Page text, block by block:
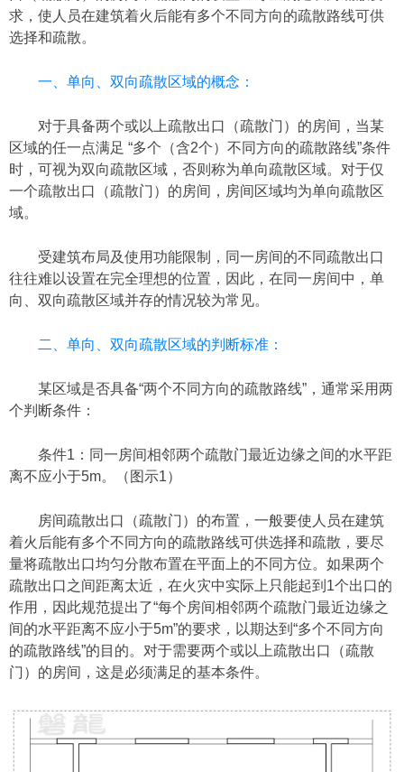
求，使人员在建筑着火后能有多个不同方向的疏散路线可供
选择和疏散。
一、单向、双向疏散区域的概念：
对于具备两个或以上疏散出口（疏散门）的房间，当某
区域的任一点满足 “多个（含2个）不同方向的疏散路线”条件
时，可视为双向疏散区域，否则称为单向疏散区域。 对于仅
一个疏散出口（疏散门）的房间，房间区域均为单向疏散区
域。
受建筑布局及使用功能限制，同一房间的不同疏散出口
往往难以设置在完全理想的位置，因此，在同一房间中，单
向、双向疏散区域并存的情况较为常见。
二、单向、双向疏散区域的判断标准：
某区域是否具备“两个不同方向的疏散路线”，通常采用两
个判断条件：
条件1：同一房间相邻两个疏散门最近边缘之间的水平距
离不应小于5m。（图示1）
房间疏散出口（疏散门）的布置，一般要使人员在建筑
着火后能有多个不同方向的疏散路线可供选择和疏散，要尽
量将疏散出口均匀分散布置在平面上的不同方位。如果两个
疏散出口之间距离太近，在火灾中实际上只能起到1个出口的
作用，因此规范提出了“每个房间相邻两个疏散门最近边缘之
间的水平距离不应小于5m”的要求，以期达到“多个不同方向
的疏散路线”的目的。对于需要两个或以上疏散出口（疏散
门）的房间，这是必须满足的基本条件。